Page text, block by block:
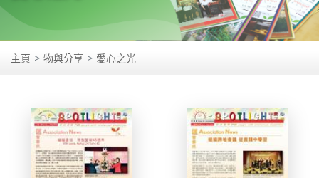
主頁 物與分享 愛心之光